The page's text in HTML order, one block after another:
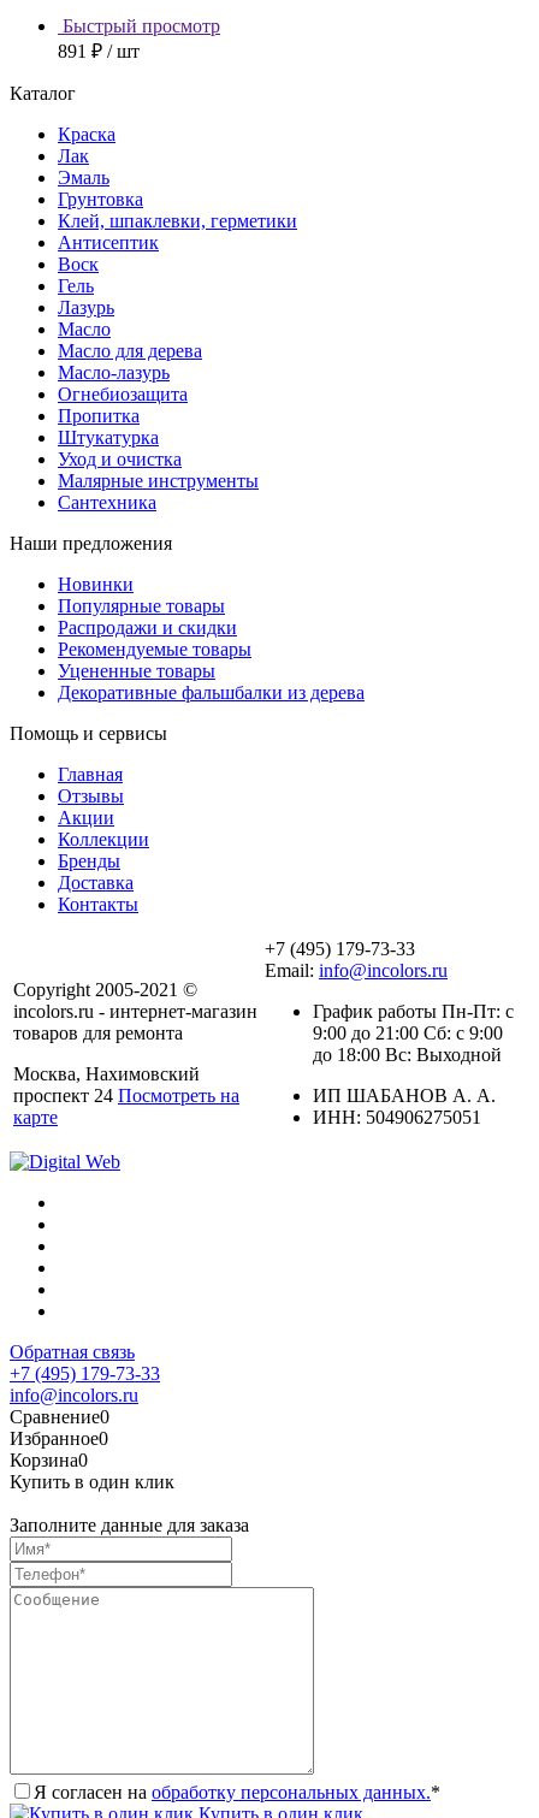
Быстрый просмотр
891 ₽ / шт
Каталог
Краска
Лак
Эмаль
Грунтовка
Клей, шпаклевки, герметики
Антисептик
Воск
Гель
Лазурь
Масло
Масло для дерева
Масло-лазурь
Огнебиозащита
Пропитка
Штукатурка
Уход и очистка
Малярные инструменты
Сантехника
Наши предложения
Новинки
Популярные товары
Распродажи и скидки
Рекомендуемые товары
Уцененные товары
Декоративные фальшбалки из дерева
Помощь и сервисы
Главная
Отзывы
Акции
Коллекции
Бренды
Доставка
Контакты
Copyright 2005-2021 ©
incolors.ru - интернет-магазин
товаров для ремонта
Москва, Нахимовский
проспект 24 Посмотреть на
карте
+7 (495) 179-73-33
Email: info@incolors.ru
График работы Пн-Пт: с
9:00 до 21:00 Сб: с 9:00
до 18:00 Вс: Выходной
ИП ШАБАНОВ А. А.
ИНН: 504906275051
Обратная связь
+7 (495) 179-73-33
info@incolors.ru
Сравнение0
Избранное0
Корзина0
Купить в один клик
Заполните данные для заказа
Я согласен на обработку персональных данных.*
Купить в один клик